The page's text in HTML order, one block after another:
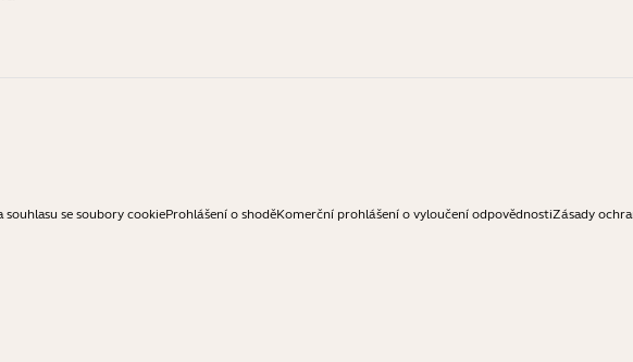
souhlasu se soubory cookieProhlášení o shoděKomerční prohlášení o vyloučení odpovědnostiZásady